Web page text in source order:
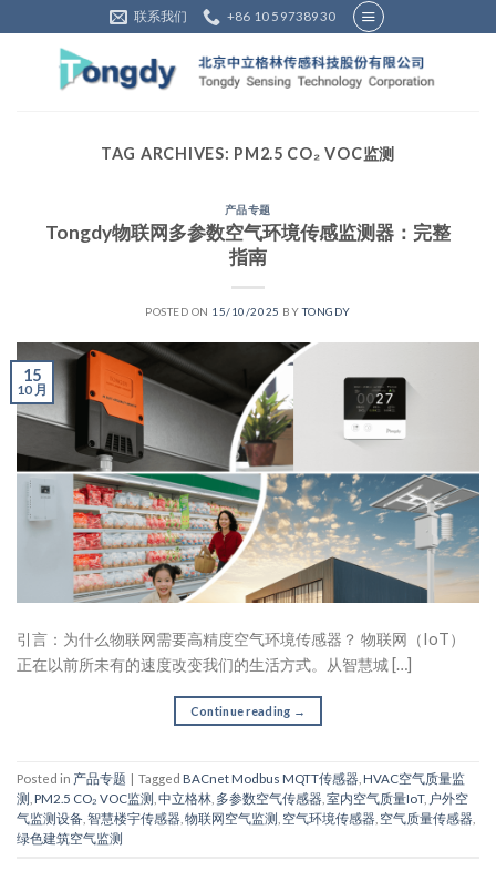
to
联系我们 +86 10 59738930
TAG ARCHIVES: PM2.5 CO₂ VOC监测
产品专题
Tongdy物联网多参数空气环境传感监测器：完整
指南
POSTED ON 15/10/2025 BYTONGDY
15
10 月
引言：为什么物联网需要高精度空气环境传感器？ 物联网（IoT）
正在以前所未有的速度改变我们的生活方式。从智慧城 […]
Continue reading →
Posted in 产品专题 | Tagged BACnet Modbus MQTT传感器 HVAC空气质量监
测 PM2.5 CO₂ VOC监测 中立格林 多参数空气传感器 室内空气质量IoT, 户外空
气监测设备 智慧楼宇传感器 物联网空气监测 空气环境传感器 空气质量传感器
绿色建筑空气监测